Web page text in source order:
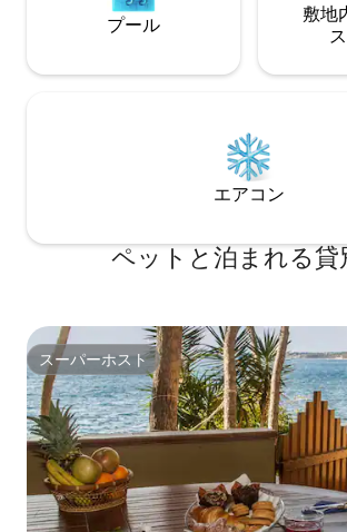
プール
敷地
エアコン
ペットと泊まれる貸
スーパーホスト
スーパーホスト